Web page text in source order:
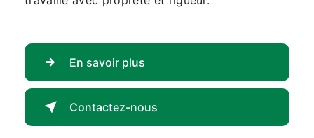
En savoir plus
Contactez-nous